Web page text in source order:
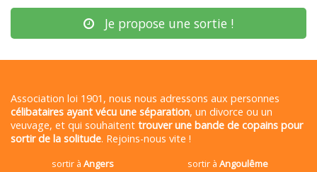
Je propose une sortie !
Association loi 1901, nous nous adressons aux personnes
célibataires ayant vécu une séparation, un divorce ou un
veuvage, et qui souhaitent trouver une bande de copains pour
sortir de la solitude. Rejoins-nous vite !
sortir àAngers sortir àAngoulême